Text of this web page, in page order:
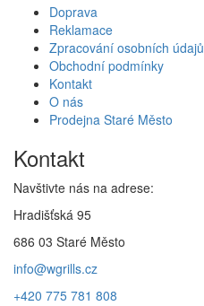
Doprava
Reklamace
Zpracování osobních údajů
Obchodní podmínky
Kontakt
O nás
Prodejna Staré Město
Kontakt
Navštivte nás na adrese:
Hradišťská 95
686 03 Staré Město
info@wgrills.cz
+420 775 781 808